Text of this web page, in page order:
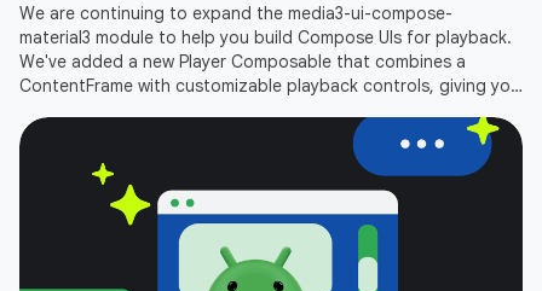
We are continuing to expand the media3-ui-compose-
material3 module to help you build Compose UIs for playback.
We've added a new Player Composable that combines a
ContentFrame with customizable playback controls, giving you